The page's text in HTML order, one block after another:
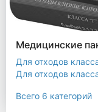
Медицинские
Для отходов
Для отходов
Пакеты
Всего 6 категорий